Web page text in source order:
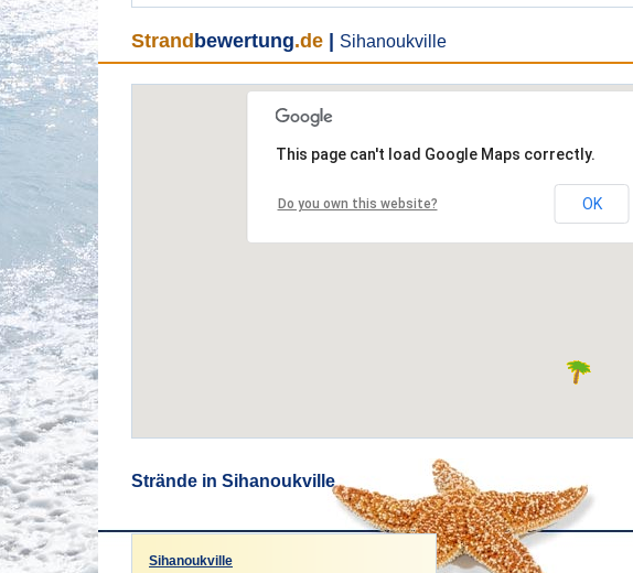
Strand bewertung.de Sihanoukville
This page can't load Google Maps correctly.
Do you own this website? OK
Strände in Sihanoukville
Sihanoukville